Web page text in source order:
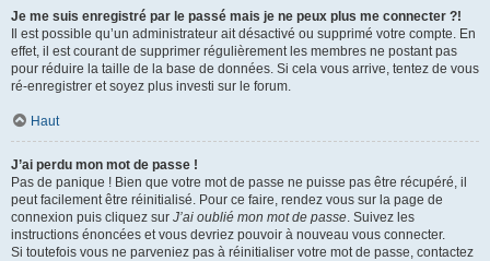
Je me suis enregistré par le passé mais je ne peux plus me connecter ?!
Il est possible qu’un administrateur ait désactivé ou supprimé votre compte. En
effet, il est courant de supprimer régulièrement les membres ne postant pas
pour réduire la taille de la base de données. Si cela vous arrive, tentez de vous
ré-enregistrer et soyez plus investi sur le forum.
Haut
J’ai perdu mon mot de passe !
Pas de panique ! Bien que votre mot de passe ne puisse pas être récupéré, il
peut facilement être réinitialisé. Pour ce faire, rendez vous sur la page de
connexion puis cliquez sur J’ai oublié mon mot de passe. Suivez les
instructions énoncées et vous devriez pouvoir à nouveau vous connecter.
Si toutefois vous ne parveniez pas à réinitialiser votre mot de passe, contactez